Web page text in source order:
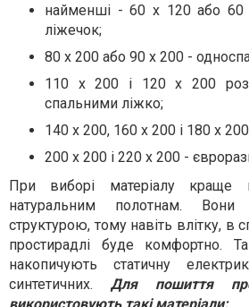
найменші - 60 х 120 або 60
ліжечок;
80 х 200 або 90 х 200 -
110 х 200 і 120 х 200
спальними ліжко;
140 х 200, 160 х 200 і 180 х
200 х 200 і 220 х 200 -
При виборі матеріалу краще
натуральним полотнам.
структурою, тому навіть влітку, в
простирадлі буде комфортно.
накопичують статичну
синтетичних. Для пошиття
використовують такі матеріали: